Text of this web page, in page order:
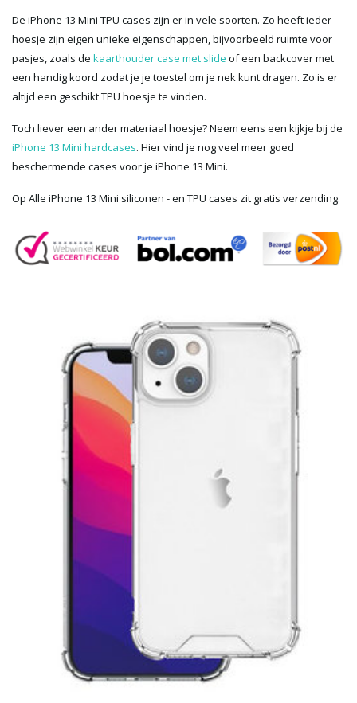
De iPhone 13 Mini TPU cases zijn er in vele soorten. Zo heeft ieder
hoesje zijn eigen unieke eigenschappen, bijvoorbeeld ruimte voor
pasjes, zoals de kaarthouder case met slide of een backcover met
een handig koord zodat je je toestel om je nek kunt dragen. Zo is er
altijd een geschikt TPU hoesje te vinden.
Toch liever een ander materiaal hoesje? Neem eens een kijkje bij de
iPhone 13 Mini hardcases. Hier vind je nog veel meer goed
beschermende cases voor je iPhone 13 Mini.
Op Alle iPhone 13 Mini siliconen - en TPU cases zit gratis verzending.